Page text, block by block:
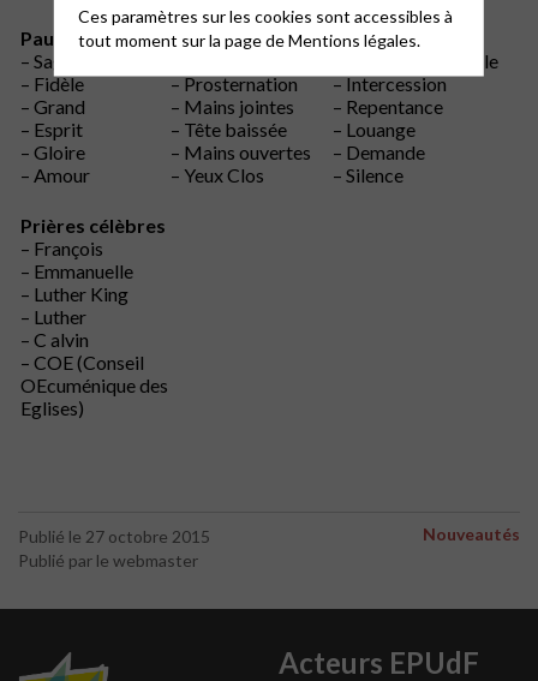
Paul et la prière
– Sagesse
– Fidèle
– Grand
– Esprit
– Gloire
– Amour
Posture
– Prosternation
– Mains jointes
– Tête baissée
– Mains ouvertes
– Yeux Clos
Forme
– Lecture de la Bible
– Intercession
– Repentance
– Louange
– Demande
– Silence
Prières célèbres
– François
– Emmanuelle
– Luther King
– Luther
– C alvin
– COE (Conseil
OEcuménique des
Eglises)
Publié le 27 octobre 2015
Publié par le webmaster
Nouveautés
Acteurs EPUdF
Ces paramètres sur les cookies sont accessibles à
tout moment sur la page deMentions légales.